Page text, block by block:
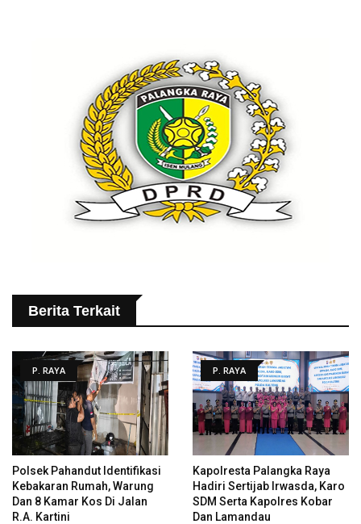
Berita Terkait
P. RAYA
Polsek Pahandut Identifikasi
Kebakaran Rumah, Warung
Dan 8 Kamar Kos Di Jalan
R.A. Kartini
P. RAYA
Kapolresta Palangka Raya
Hadiri Sertijab Irwasda, Karo
SDM Serta Kapolres Kobar
Dan Lamandau